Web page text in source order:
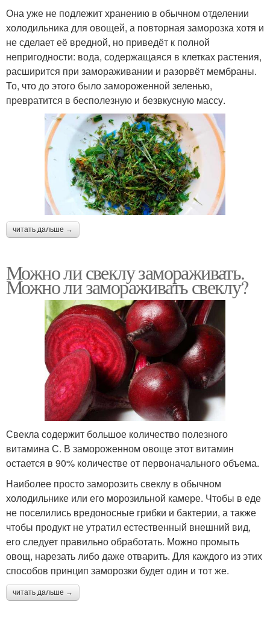
Она уже не подлежит хранению в обычном отделении
холодильника для овощей, а повторная заморозка хотя и
не сделает её вредной, но приведёт к полной
непригодности: вода, содержащаяся в клетках растения,
расширится при замораживании и разорвёт мембраны.
То, что до этого было замороженной зеленью,
превратится в бесполезную и безвкусную массу.
читать дальше →
Можно ли свеклу замораживать.
Можно ли замораживать свеклу?
Свекла содержит большое количество полезного
витамина С. В замороженном овоще этот витамин
остается в 90% количестве от первоначального объема.
Наиболее просто заморозить свеклу в обычном
холодильнике или его морозильной камере. Чтобы в еде
не поселились вредоносные грибки и бактерии, а также
чтобы продукт не утратил естественный внешний вид,
его следует правильно обработать. Можно промыть
овощ, нарезать либо даже отварить. Для каждого из этих
способов принцип заморозки будет один и тот же.
читать дальше →